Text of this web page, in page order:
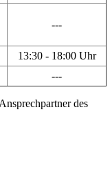
---
13:30 - 18:00 Uhr
---
des